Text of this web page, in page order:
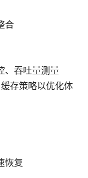
合
、吞吐量测量
存策略以优化体
恢复